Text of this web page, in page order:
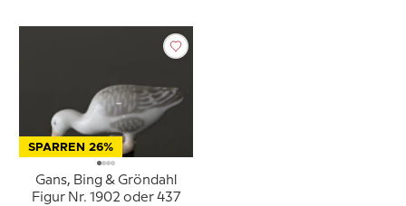
SPARREN 26%
Gans, Bing & Gröndahl
Figur Nr. 1902 oder 437